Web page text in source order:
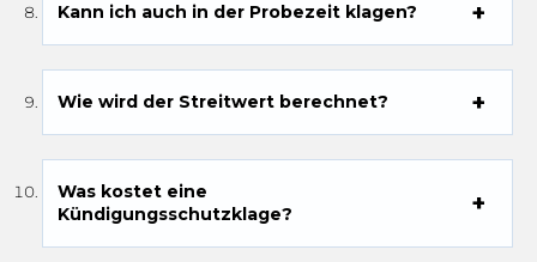
Kann ich auch in der Probezeit klagen?
Wie wird der Streitwert berechnet?
Was kostet eine
Kündigungsschutzklage?